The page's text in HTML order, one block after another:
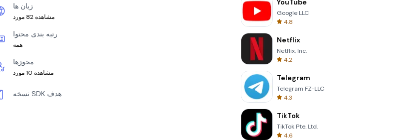
زبان ها
مشاهده 82 مورد
رتبه بندی محتوا
همه
مجوزها
مشاهده 10 مورد
نسخه SDK هدف
YouTube
Google LLC
4.8
Netflix
Netflix, Inc.
4.2
Telegram
Telegram FZ-LLC
4.3
TikTok
TikTok Pte. Ltd.
4.6